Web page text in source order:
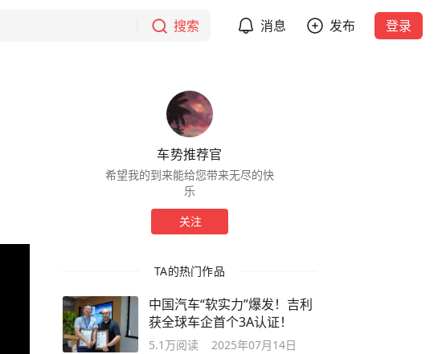
搜索 消息 发布 登录
车势推荐官
希望我的到来能给您带来无尽的快
乐
关注
TA的热门作品
中国汽车“软实力”爆发！吉利
获全球车企首个3A认证！
5.1万阅读 2025年07月14日